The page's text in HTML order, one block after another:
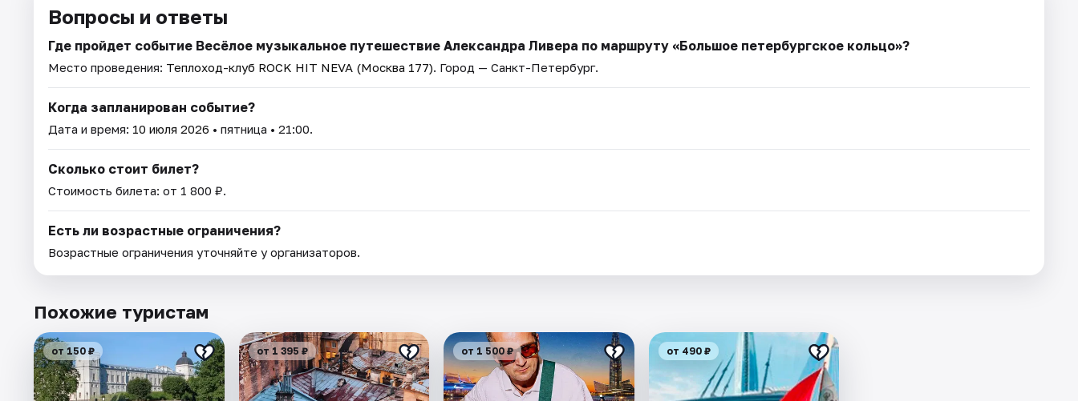
Вопросы и ответы
Где пройдет событие Весёлое музыкальное путешествие Александра Ливера по маршруту «Большое петербургское кольцо»?
Место проведения: Теплоход-клуб ROCK HIT NEVA (Москва 177). Город — Санкт-Петербург.
Когда запланирован событие?
Дата и время: 10 июля 2026 • пятница • 21:00.
Сколько стоит билет?
Стоимость билета: от 1 800 ₽.
Есть ли возрастные ограничения?
Возрастные ограничения уточняйте у организаторов.
Похожие туристам
от 150 ₽ от 1 395 ₽ от 1 500 ₽ от 490 ₽